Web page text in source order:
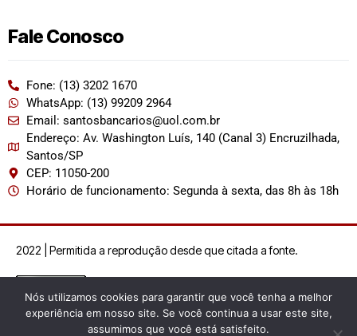
Fale Conosco
Fone: (13) 3202 1670
WhatsApp: (13) 99209 2964
Email: santosbancarios@uol.com.br
Endereço: Av. Washington Luís, 140 (Canal 3) Encruzilhada,
Santos/SP
CEP: 11050-200
Horário de funcionamento: Segunda à sexta, das 8h às 18h
2022 | Permitida a reprodução desde que citada a fonte.
Nós utilizamos cookies para garantir que você tenha a melhor
experiência em nosso site. Se você continua a usar este site,
assumimos que você está satisfeito.